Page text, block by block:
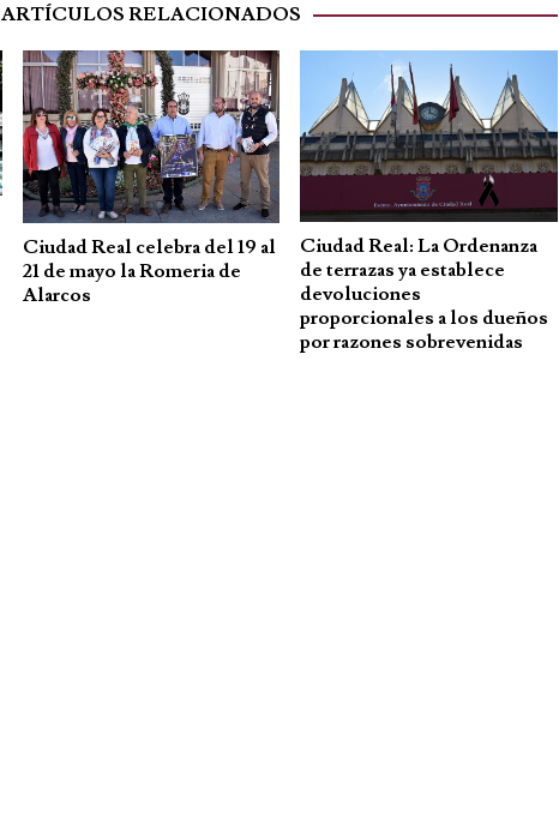
ARTÍCULOS RELACIONADOS
Ciudad Real celebra del 19 al
21 de mayo la Romeria de
Alarcos
Ciudad Real: La Ordenanza
de terrazas ya establece
devoluciones
proporcionales a los dueños
por razones sobrevenidas